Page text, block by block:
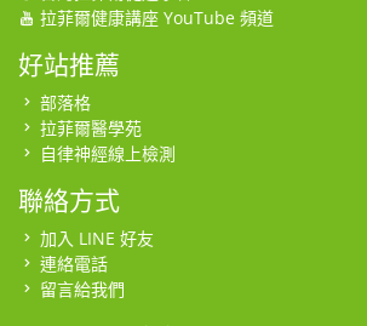
拉菲爾健康講座 YouTube 頻道
好站推薦
部落格
拉菲爾醫學苑
自律神經線上檢測
聯絡方式
加入 LINE 好友
連絡電話
留言給我們